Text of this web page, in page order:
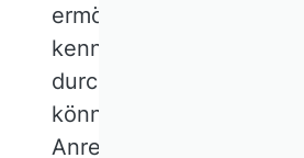
ermöglichten, welches
kennt, um die Aktionen
durch „Prinzipale“
können, ist ein anderes
Anreizen, Kontrolle und